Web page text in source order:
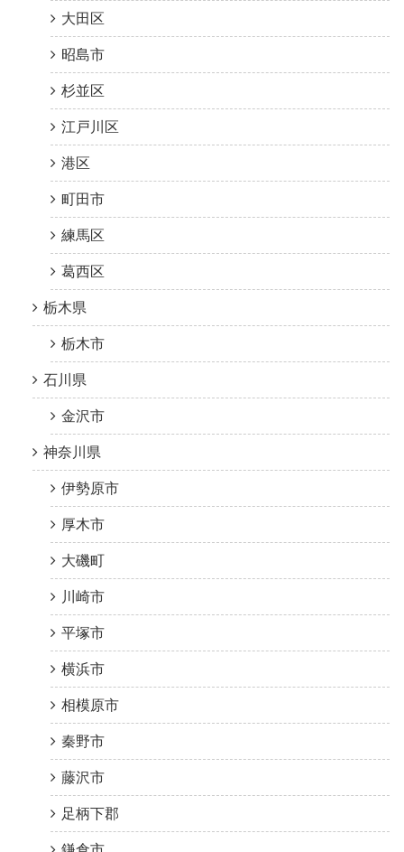
大田区
昭島市
杉並区
江戸川区
港区
町田市
練馬区
葛西区
栃木県
栃木市
石川県
金沢市
神奈川県
伊勢原市
厚木市
大磯町
川崎市
平塚市
横浜市
相模原市
秦野市
藤沢市
足柄下郡